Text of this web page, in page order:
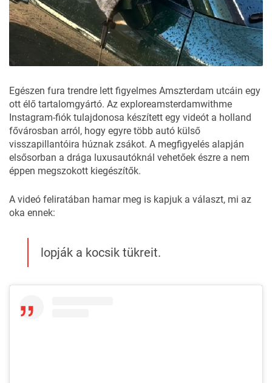
Egészen fura trendre lett figyelmes Amszterdam utcáin egy
ott élő tartalomgyártó. Az exploreamsterdamwithme
Instagram-fiók tulajdonosa készített egy videót a holland
fővárosban arról, hogy egyre több autó külső
visszapillantóira húznak zsákot. A megfigyelés alapján
elsősorban a drága luxusautóknál vehetőek észre a nem
éppen megszokott kiegészítők.
A videó feliratában hamar meg is kapjuk a választ, mi az
oka ennek:
lopják a kocsik tükreit.